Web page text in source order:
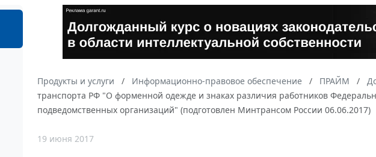
Продукты и услуги Информационно-правовое обеспечение ПРАЙМ
транспорта РФ "О форменной одежде и знаках различия работников
подведомственных организаций" (подготовлен Минтрансом России 06.06.2017)
19 июня 2017